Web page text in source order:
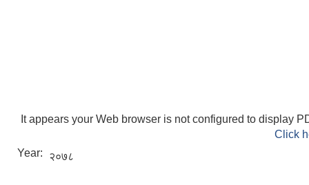
It appears your Web browser is not configured to display
Click
Year:
२०७८